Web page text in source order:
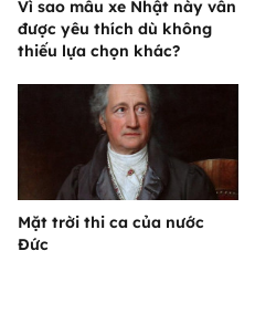
Vì sao mẫu xe Nhật này vẫn
được yêu thích dù không
thiếu lựa chọn khác?
Mặt trời thi ca của nước
Đức